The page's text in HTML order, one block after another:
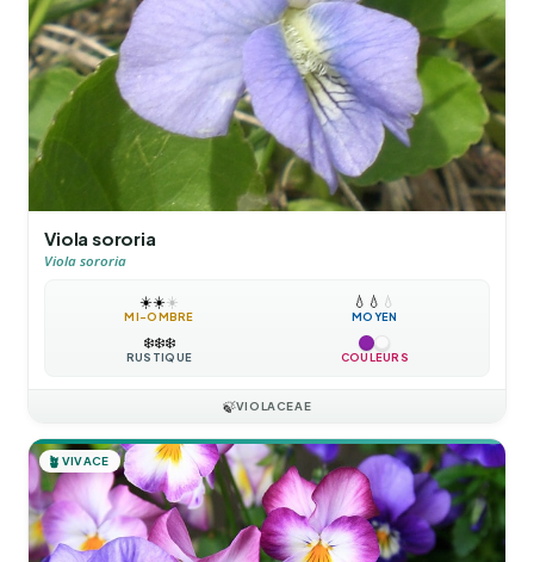
Viola sororia
Viola sororia
☀️☀️☀️
MI-OMBRE
💧 💧 💧
MOYEN
❄️❄️❄️
RUSTIQUE COULEURS
🍃VIOLACEAE
🪴 VIVACE